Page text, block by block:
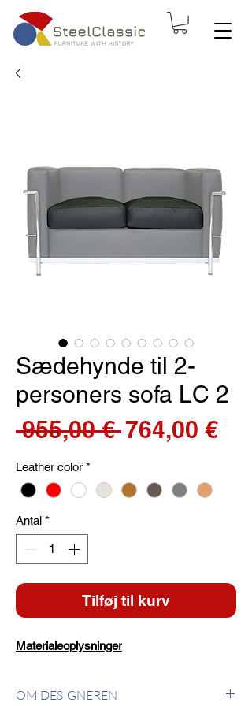
Sædehynde til 2-
personers sofa LC 2
955,00 € Regulær
764,00 €
Leather color *
Antal *
Tilføj til kurv
Materialeoplysninger
OM DESIGNEREN